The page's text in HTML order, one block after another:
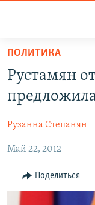
Перейти
основному
содержанию
Перейти
навигации
Перейти
поиску
НОВОСТИ
ПОЛИТИКА
ОБЩЕСТВО
ЭКОНОМИКА
РЕГИОН
НАГОРНЫЙ
ПОЛИТИКА
Рустамян
Рузанна Степанян
Май 22, 2012
Поделиться